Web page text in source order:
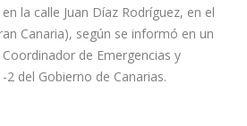
la calle Juan Díaz Rodríguez, en el
Canaria), según se informó en un
de Emergencias y
2 del Gobierno de Canarias.